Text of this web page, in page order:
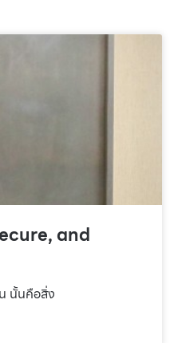
and
นั้นคือสิ่ง